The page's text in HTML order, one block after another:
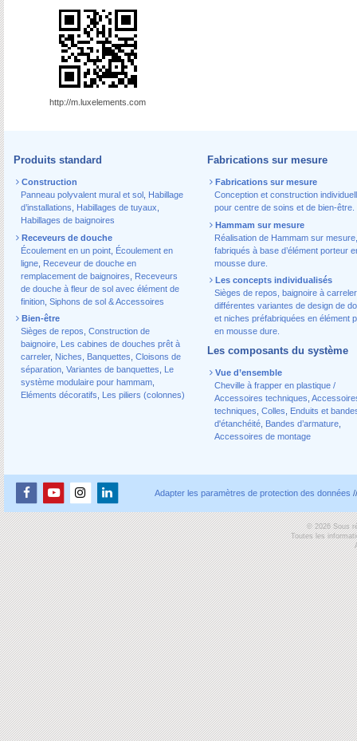
http://m.luxelements.com
Produits standard
Construction
Panneau polyvalent mural et sol Habillage
d’installations
Habillages de tuyaux
Habillages de baignoires
Receveurs de douche
Écoulement en un point Écoulement en
ligne Receveur de douche en
remplacement de baignoires
Receveurs
de douche à fleur de sol avec élément de
finition Siphons de sol & Accessoires
Bien-être
Sièges de repos Construction de
baignoire
Les cabines de douches prêt à
carreler, Niches Banquettes Cloisons de
séparation Variantes de banquettes
Le
système modulaire pour hammam
Eléments décoratifs
Les piliers (colonnes)
Fabrications sur mesure
Fabrications sur mesure
Conception et construction
pour centre de soins et de bien-être.
Hammam sur mesure
Réalisation de Hammam sur mesure,
fabriqués à base d’élément porteur
mousse dure.
Les concepts individualisés
Sièges de repos, baignoire à
différentes variantes de design de
et niches préfabriquées en élément
en mousse dure.
Les composants du système
Vue d’ensemble
Cheville à frapper en plastique /
Accessoires techniques
techniques Colles
Enduits et
d'étanchéité, Bandes d’armature,
Accessoires de montage
Adapter les paramètres de protection des données
© 2026 Sous
Toutes les